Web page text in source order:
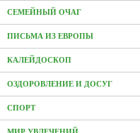
СЕМЕЙНЫЙ ОЧАГ
ПИСЬМА ИЗ ЕВРОПЫ
КАЛЕЙДОСКОП
ОЗДОРОВЛЕНИЕ И ДОСУГ
СПОРТ